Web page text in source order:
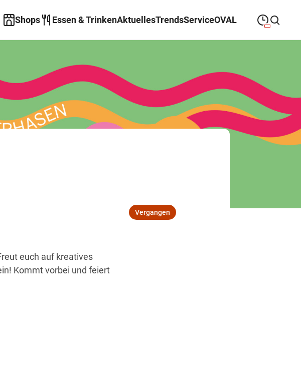
Shops Essen & TrinkenAktuellesTrendsServiceOVAL
Dienstag
DIENSTAG 09:00—19:30
Mittwoch
MITTWOCH 09:00 19:30
09:00—19:30
Vergangen
euch auf kreatives
Kommt vorbei und feiert